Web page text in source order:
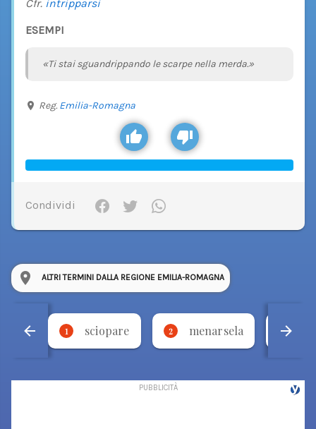
Cfr. intripparsi
ESEMPI
«Ti stai sguandrippando le scarpe nella merda.»
Reg. Emilia-Romagna
Condividi
ALTRI TERMINI DALLA REGIONE EMILIA-ROMAGNA
1 sciopare 2 menarsela 3